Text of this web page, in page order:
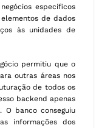
específicos
de dados
às unidades de
permitiu que o
outras áreas nos
de todos os
backend apenas
O banco conseguiu
informações dos